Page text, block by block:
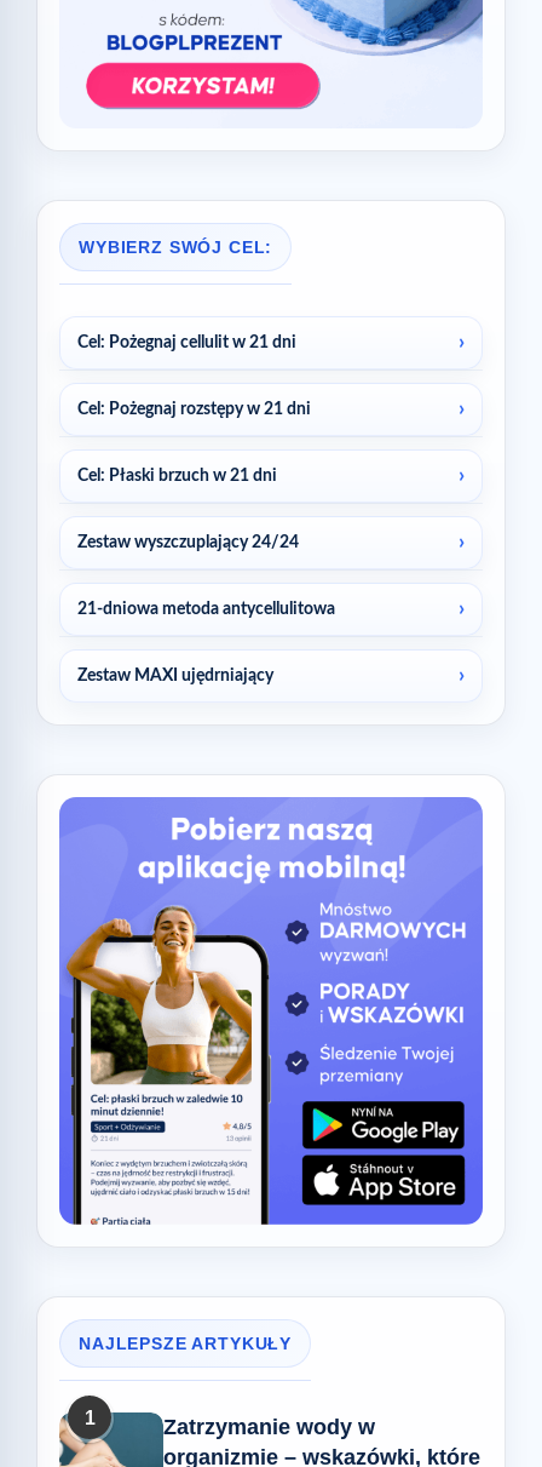
WYBIERZ SWÓJ CEL:
Cel: Pożegnaj cellulit w 21 dni
Cel: Pożegnaj rozstępy w 21 dni
Cel: Płaski brzuch w 21 dni
Zestaw wyszczuplający 24/24
21-dniowa metoda antycellulitowa
Zestaw MAXI ujędrniający
NAJLEPSZE ARTYKUŁY
1
Zatrzymanie wody w
organizmie – wskazówki, które